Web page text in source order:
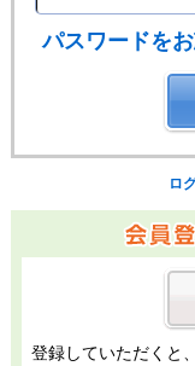
パスワードを
ロ
登録していただくと